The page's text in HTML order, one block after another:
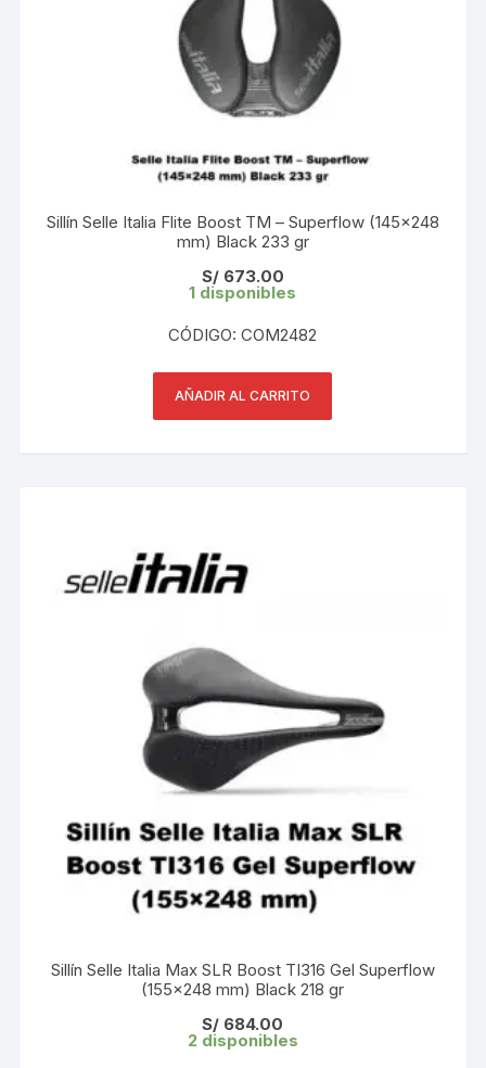
Sillín Selle Italia Flite Boost TM – Superflow (145×248
mm) Black 233 gr
S/673.00
1 disponibles
CÓDIGO: COM2482
AÑADIR AL CARRITO
Sillín Selle Italia Max SLR Boost TI316 Gel Superflow
(155×248 mm) Black 218 gr
S/ 684.00
2 disponibles